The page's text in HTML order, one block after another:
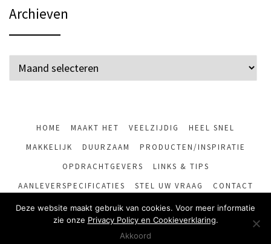
Archieven
Archieven
HOME MAAKT HET VEELZIJDIG
HEEL SNEL
MAKKELIJK
DUURZAAM
PRODUCTEN/INSPIRATIE
OPDRACHTGEVERS
LINKS & TIPS
AANLEVERSPECIFICATIES
STEL UW VRAAG
CONTACT
PRINTSHOP
Deze website maakt gebruik van cookies. Voor meer informatie
zie onze Privacy Policy en Cookieverklaring.
Akkoord